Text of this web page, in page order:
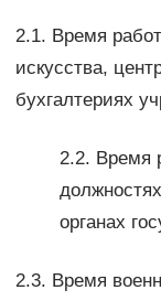
2.1. Время
искусства,
бухгалтериях
2.2. Время
органах
2.3. Время